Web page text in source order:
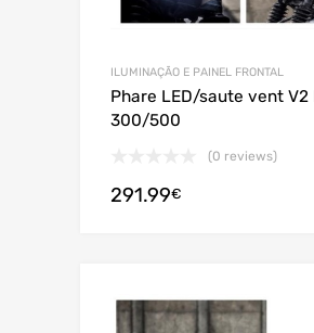
ILUMINAÇÃO E PAINEL FRONTAL
Phare LED/saute vent V2
300/500
(0 reviews)
291.99€